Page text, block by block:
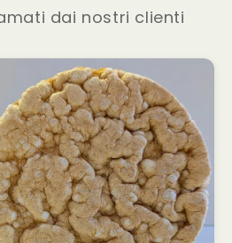
dai nostri clienti